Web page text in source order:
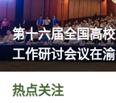
第十六届全国高
工作研讨会议在
热点关注